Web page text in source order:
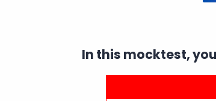
In this mocktest,